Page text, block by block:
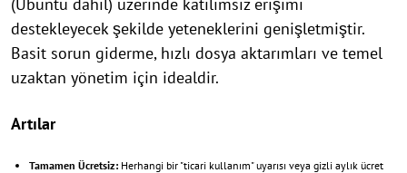
destekleyecek şekilde yeteneklerini genişletmiştir.
Basit sorun giderme, hızlı dosya aktarımları ve temel
uzaktan yönetim için idealdir.
Artılar
Tamamen Ücretsiz: Herhangi bir "ticari kullanım" uyarısı veya gizli aylık ücret